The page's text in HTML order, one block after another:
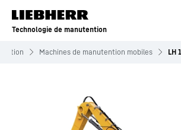
Technologie de manutention
Machines de manutention mobiles LH